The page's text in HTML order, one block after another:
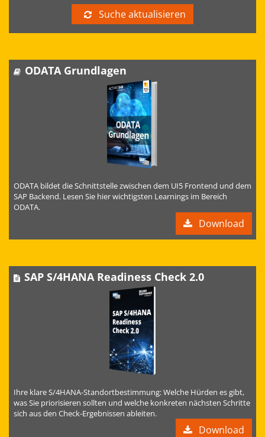
Suche aktualisieren
ODATA Grundlagen
ODATA bildet die Schnittstelle zwischen dem UI5 Frontend und dem
SAP Backend. Lesen Sie hier wichtigsten Learnings im Bereich
ODATA.
Download
SAP S/4HANA Readiness Check 2.0
Ihre klare S/4HANA-Standortbestimmung: Welche Hürden es gibt,
was Sie priorisieren sollten und welche konkreten nächsten Schritte
sich aus den Check-Ergebnissen ableiten.
Download